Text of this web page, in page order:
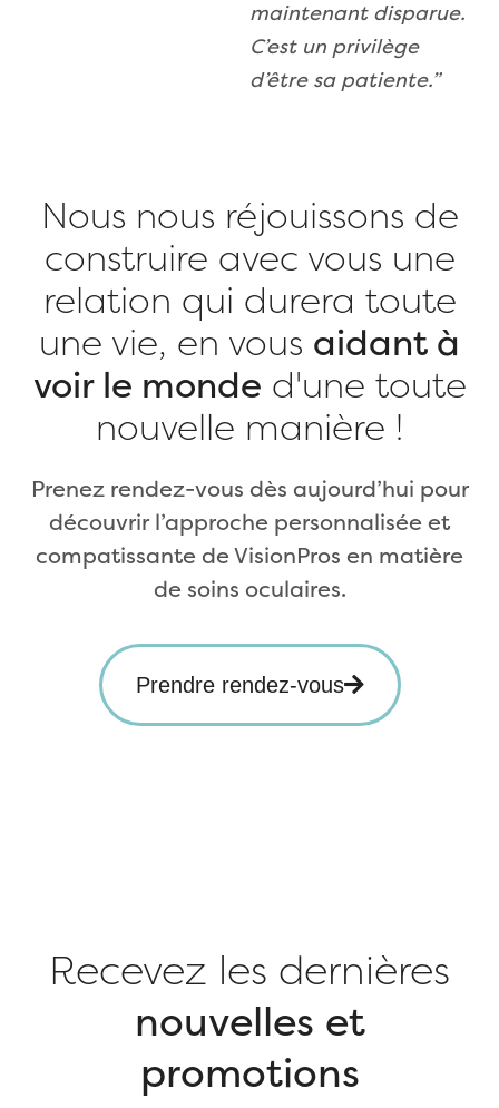
maintenant disparue.
C’est un privilège
d’être sa patiente.”
Nous nous réjouissons de
construire avec vous une
relation qui durera toute
une vie, en vous aidant à
voir le monde d'une toute
nouvelle manière !
Prenez rendez-vous dès aujourd’hui pour
découvrir l’approche personnalisée et
compatissante de VisionPros en matière
de soins oculaires.
Prendre rendez-vous
Recevez les dernières
nouvelles et
promotions